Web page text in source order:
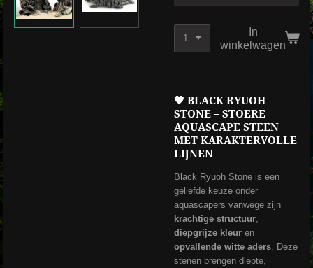
In
winkelwagen
🖤 BLACK RYUOH
STONE – STOERE
AQUASCAPE STEEN
MET KARAKTERVOLLE
LIJNEN
Black Ryuoh Stone is een
geliefde keuze onder
aquascapers vanwege zijn
krachtige structuur
diepgrijze kleur en
opvallende witte aders . Deze
stenen brengen diepte,